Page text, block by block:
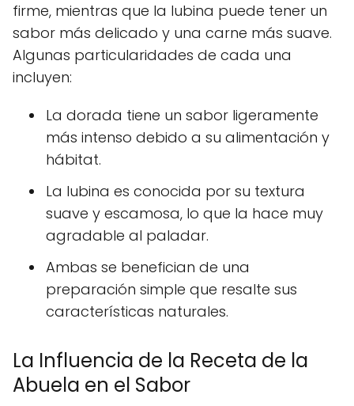
firme, mientras que la lubina puede tener un
sabor más delicado y una carne más suave.
Algunas particularidades de cada una
incluyen:
La dorada tiene un sabor ligeramente
más intenso debido a su alimentación y
hábitat.
La lubina es conocida por su textura
suave y escamosa, lo que la hace muy
agradable al paladar.
Ambas se benefician de una
preparación simple que resalte sus
características naturales.
La Influencia de la Receta de la
Abuela en el Sabor